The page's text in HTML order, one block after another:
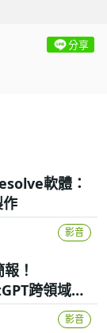
分享
軟體：
影音
！
跨領域高
影音